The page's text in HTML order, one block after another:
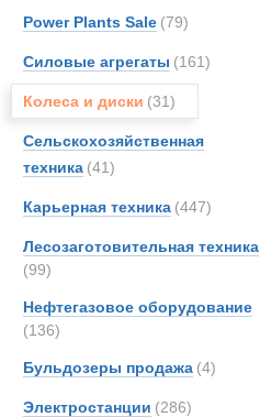
Power Plants Sale (79)
Силовые агрегаты (161)
Колеса и диски (31)
Сельскохозяйственная
техника (41)
Карьерная техника (447)
Лесозаготовительная техника
(99)
Нефтегазовое оборудование
(136)
Бульдозеры продажа (4)
Электростанции (286)